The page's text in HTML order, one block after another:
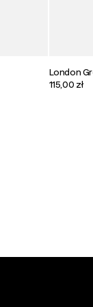
London
115,00 zł